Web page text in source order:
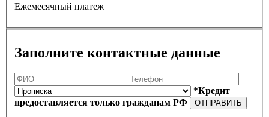
Ежемесячный платеж
Заполните контактные данные
*Кредит
предоставляется только гражданам РФ
ОТПРАВИТЬ